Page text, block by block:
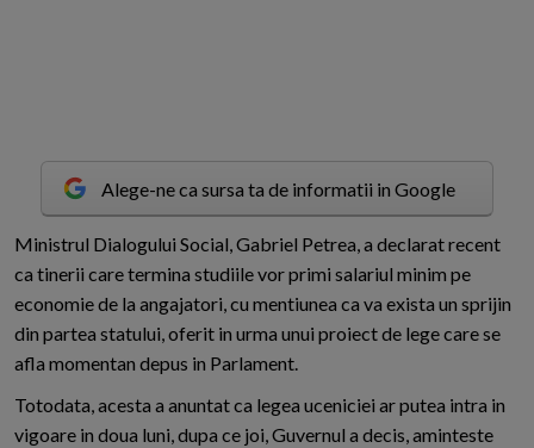
Alege-ne ca sursa ta de informatii in Google
Ministrul Dialogului Social, Gabriel Petrea, a declarat recent
ca tinerii care termina studiile vor primi salariul minim pe
economie de la angajatori, cu mentiunea ca va exista un sprijin
din partea statului, oferit in urma unui proiect de lege care se
afla momentan depus in Parlament.
Totodata, acesta a anuntat ca legea uceniciei ar putea intra in
vigoare in doua luni, dupa ce joi, Guvernul a decis, aminteste